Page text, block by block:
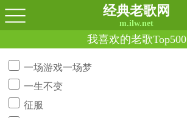
经典老歌网
m.ilw.net
我喜欢的老歌Top500
一场游戏一场梦
一生不变
征服